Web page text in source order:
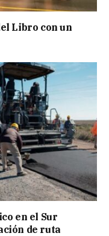
Libro con un
en el Sur
de ruta